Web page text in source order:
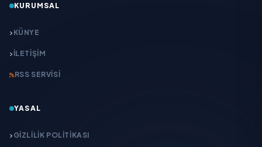
KURUMSAL
KÜNYE
İLETIŞIM
RSS SERVISI
YASAL
GIZLILIK POLITIKASI